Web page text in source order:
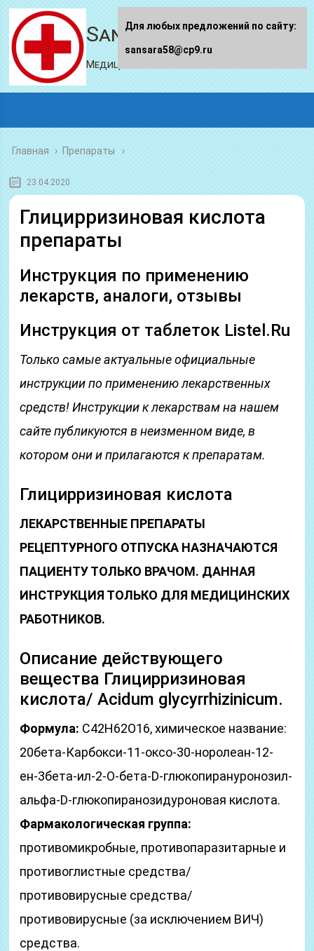
Sansara58.ru
Медицинский портал
Главная › Препараты
23.04.2020
Глицирризиновая кислота
препараты
Инструкция по применению
лекарств, аналоги, отзывы
Инструкция от таблеток Listel.Ru
Только самые актуальные официальные
инструкции по применению лекарственных
средств! Инструкции к лекарствам на нашем
сайте публикуются в неизменном виде, в
котором они и прилагаются к препаратам.
Глицирризиновая кислота
ЛЕКАРСТВЕННЫЕ ПРЕПАРАТЫ
РЕЦЕПТУРНОГО ОТПУСКА НАЗНАЧАЮТСЯ
ПАЦИЕНТУ ТОЛЬКО ВРАЧОМ. ДАННАЯ
ИНСТРУКЦИЯ ТОЛЬКО ДЛЯ МЕДИЦИНСКИХ
РАБОТНИКОВ.
Описание действующего
вещества Глицирризиновая
кислота/ Acidum glycyrrhizinicum.
Формула: C42H62O16, химическое название:
20бета-Карбокси-11-оксо-30-норолеан-12-
ен-3бета-ил-2-О-бета-D-глюкопирануронозил-
альфа-D-глюкопиранозидуроновая кислота.
Фармакологическая группа:
противомикробные, противопаразитарные и
противоглистные средства/
противовирусные средства/
противовирусные (за исключением ВИЧ)
средства.
Для любых предложений по сайту:
sansara58@cp9.ru